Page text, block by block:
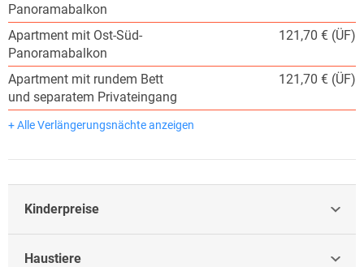
Panoramabalkon
Apartment mit Ost-Süd-
Panoramabalkon
121,70 € (ÜF)
Apartment mit rundem Bett
und separatem Privateingang
121,70 € (ÜF)
+ Alle Verlängerungsnächte anzeigen
Kinderpreise
Haustiere